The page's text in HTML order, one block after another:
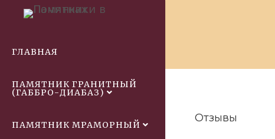
ГЛАВНАЯ
ПАМЯТНИК ГРАНИТНЫЙ
(ГАББРО-ДИАБАЗ)
ПАМЯТНИК МРАМОРНЫЙ
Отзывы